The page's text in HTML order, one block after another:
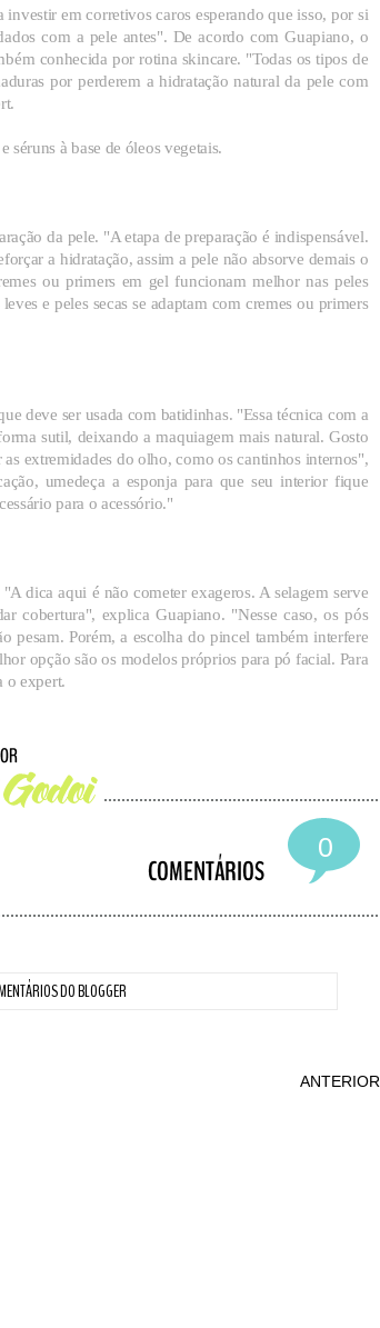
em corretivos caros esperando que isso, por si
com a pele antes". De acordo com Guapiano, o
conhecida por rotina skincare. "Todas os tipos de
por perderem a hidratação natural da pele com
à base de óleos vegetais.
da pele. "A etapa de preparação é indispensável.
a hidratação, assim a pele não absorve demais o
ou primers em gel funcionam melhor nas peles
e peles secas se adaptam com cremes ou primers
deve ser usada com batidinhas. "Essa técnica com a
sutil, deixando a maquiagem mais natural. Gosto
extremidades do olho, como os cantinhos internos",
umedeça a esponja para que seu interior fique
para o acessório."
dica aqui é não cometer exageros. A selagem serve
cobertura", explica Guapiano. "Nesse caso, os pós
pesam. Porém, a escolha do pincel também interfere
opção são os modelos próprios para pó facial. Para
o expert.
0
DO BLOGGER
ANTERIOR